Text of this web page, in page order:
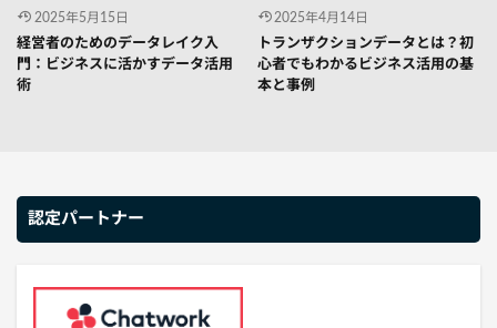
2025年5月15日
経営者のためのデータレイク入
門：ビジネスに活かすデータ活用
術
2025年4月14日
トランザクションデータとは？初
心者でもわかるビジネス活用の基
本と事例
認定パートナー